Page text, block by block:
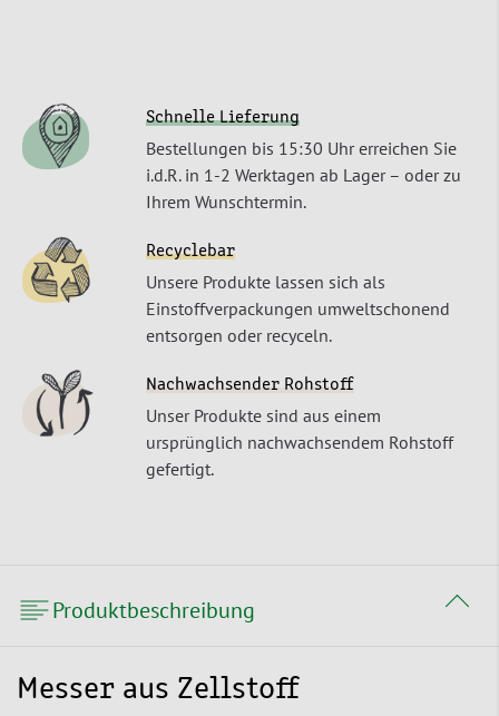
Schnelle Lieferung
Bestellungen bis 15:30 Uhr erreichen Sie
i.d.R. in 1-2 Werktagen ab Lager – oder zu
Ihrem Wunschtermin.
Recyclebar
Unsere Produkte lassen sich als
Einstoffverpackungen umweltschonend
entsorgen oder recyceln.
Nachwachsender Rohstoff
Unser Produkte sind aus einem
ursprünglich nachwachsendem Rohstoff
gefertigt.
Produktbeschreibung
Messer aus Zellstoff